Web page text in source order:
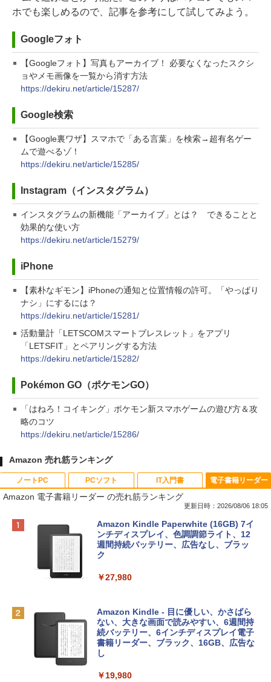
ホでも楽しめるので、記事を参考にして試してみよう。
Googleフォト
【Googleフォト】写真もアーカイブ！ 必要なくなったスクシ
ョやメモ画像を一覧から消す方法
https://dekiru.net/article/15287/
Google検索
【Google裏ワザ】スマホで「ある言葉」を検索→超有名ゲー
ムで遊べるゾ！
https://dekiru.net/article/15285/
Instagram（インスタグラム）
インスタグラムの新機能「アーカイブ」とは？ できることと
効果的な使い方
https://dekiru.net/article/15279/
iPhone
【素朴なギモン】iPhoneの通知と位置情報の許可。「やっぱり
ナシ」にするには？
https://dekiru.net/article/15281/
活動量計「LETSCOMスマートブレスレット」をアプリ
「LETSFIT」とペアリングする方法
https://dekiru.net/article/15282/
Pokémon GO（ポケモンGO）
「はねろ！コイキング」ポケモン新スマホゲームの遊び方＆攻
略のコツ
https://dekiru.net/article/15286/
Amazon 売れ筋ランキング
ノートPC
Apple 2026 MacBook Neo A18 Proチッ
プ搭載13インチノートブック：AIとAppl
e Intelligenceのために設計、Liquid Ret
inaディスプレイ、8GBユニファイドメモ
eTime HDカメラ、Touch ID - インディ
￥137,800
tomtoc 360°保護 15.6 16インチ パソコ
ンケース Dell NEC Lavie ASUS HP dyna
PCソフト
Robloxギフトカード - 800 Robux 【限
定バーチャルアイテムを含む】 【オンラ
インゲームコード】 ロブロックス | オン
ラインコード版
￥1,300
Microsoft Office Home & Business 202
4(最新 永続版)|オンラインコード版|Wind
ows11、10/mac対応|PC2台
￥39,582
IT入門書
生成AIパスポート公式テキスト 第４版
￥1,766
出す プロンプトの言葉 AI画像生成シリー
ズ (はぴーイラストLabo)
￥480
ClaudeCode いちばんやさしい 教科書:
電子書籍リーダー
Amazon 電子書籍リーダー の売れ筋ランキング
更新日時：2026/08/06 18:05
Amazon Kindle Paperwhite (16GB) 7イ
ンチディスプレイ、色調調節ライト、12
週間持続バッテリー、広告なし、ブラッ
ク
￥27,980
Amazon Kindle - 目に優しい、かさばら
ない、大きな画面で読みやすい、6週間持
続バッテリー、6インチディスプレイ電子
書籍リーダー、ブラック、16GB、広告な
し
￥19,980